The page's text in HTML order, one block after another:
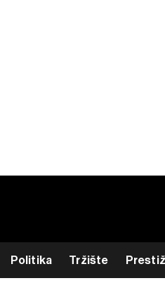
Politika Tržište Prestiž